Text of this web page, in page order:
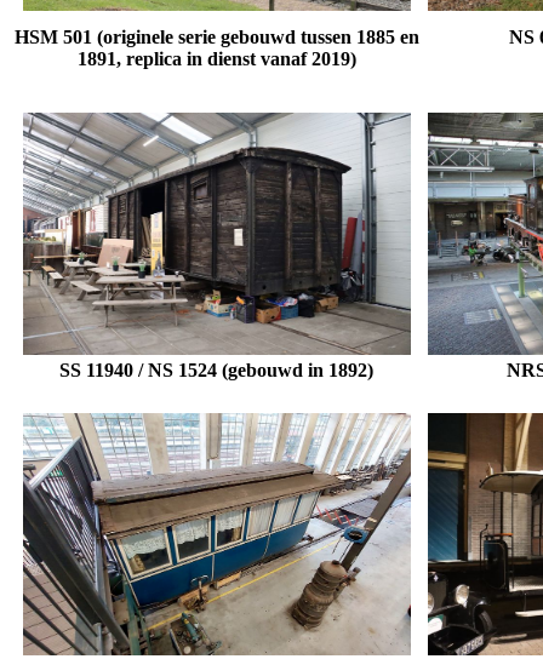
HSM 501 (originele serie gebouwd tussen 1885 en
1891, replica in dienst vanaf 2019)
NS
SS 11940 / NS 1524 (gebouwd in 1892)